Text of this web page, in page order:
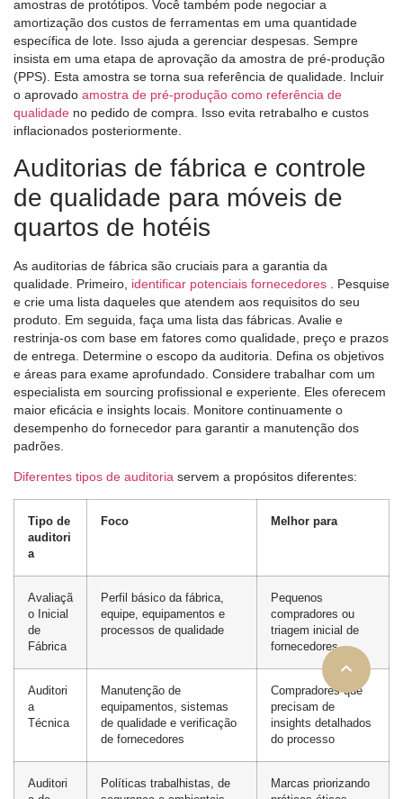
amostras de protótipos. Você também pode negociar a
amortização dos custos de ferramentas em uma quantidade
específica de lote. Isso ajuda a gerenciar despesas. Sempre
insista em uma etapa de aprovação da amostra de pré-produção
(PPS). Esta amostra se torna sua referência de qualidade. Incluir
o aprovado amostra de pré-produção como referência de
qualidade no pedido de compra. Isso evita retrabalho e custos
inflacionados posteriormente.
Auditorias de fábrica e controle
de qualidade para móveis de
quartos de hotéis
As auditorias de fábrica são cruciais para a garantia da
qualidade. Primeiro, identificar potenciais fornecedores
. Pesquise
e crie uma lista daqueles que atendem aos requisitos do seu
produto. Em seguida, faça uma lista das fábricas. Avalie e
restrinja-os com base em fatores como qualidade, preço e prazos
de entrega. Determine o escopo da auditoria. Defina os objetivos
e áreas para exame aprofundado. Considere trabalhar com um
especialista em sourcing profissional e experiente. Eles oferecem
maior eficácia e insights locais. Monitore continuamente o
desempenho do fornecedor para garantir a manutenção dos
padrões.
Diferentes tipos de auditoria servem a propósitos diferentes:
Tipo de
auditori
a
Foco Melhor para
Avaliaçã
o Inicial
de
Fábrica
Perfil básico da fábrica,
equipe, equipamentos e
processos de qualidade
Pequenos
compradores ou
triagem inicial de
fornecedores
Auditori
a
Técnica
Manutenção de
equipamentos, sistemas
de qualidade e verificação
de fornecedores
Compradores que
precisam de
insights detalhados
do processo
Auditori
Políticas trabalhistas, de
Marcas priorizando